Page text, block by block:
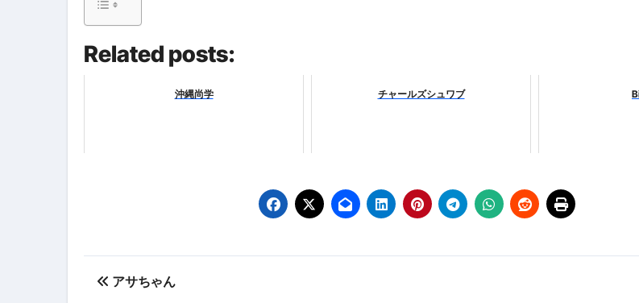
【輸入消費税】輸入に消費税はかかるのか？勘定科目・仕訳・申告書記載方法
この動画は国にすぐ消されます。これが日本が残念な国になった理由です。
弁護士が教える「投資詐欺」に引っかからないための方法 #投資詐欺 #詐欺 #
Related posts:
沖縄尚学 チャールズシュワブ
投 アサちゃん